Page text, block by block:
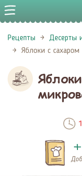
Рецепты
Десерты
Яблоки с